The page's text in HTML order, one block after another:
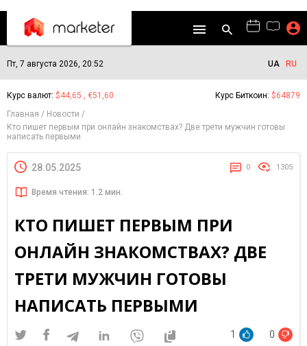
Пт, 7 августа 2026, 20:52 UA RU
Курс валют: $44,65 , €51,60 Курс Биткоин: $64879
Главная
Новости
Кто пишет первым при онлайн знакомствах? Две трети мужчин готовы
написать первыми
28.05.2025 0 1305
Время чтения: 1.2 мин.
КТО ПИШЕТ ПЕРВЫМ ПРИ
ОНЛАЙН ЗНАКОМСТВАХ? ДВЕ
ТРЕТИ МУЖЧИН ГОТОВЫ
НАПИСАТЬ ПЕРВЫМИ
1 0